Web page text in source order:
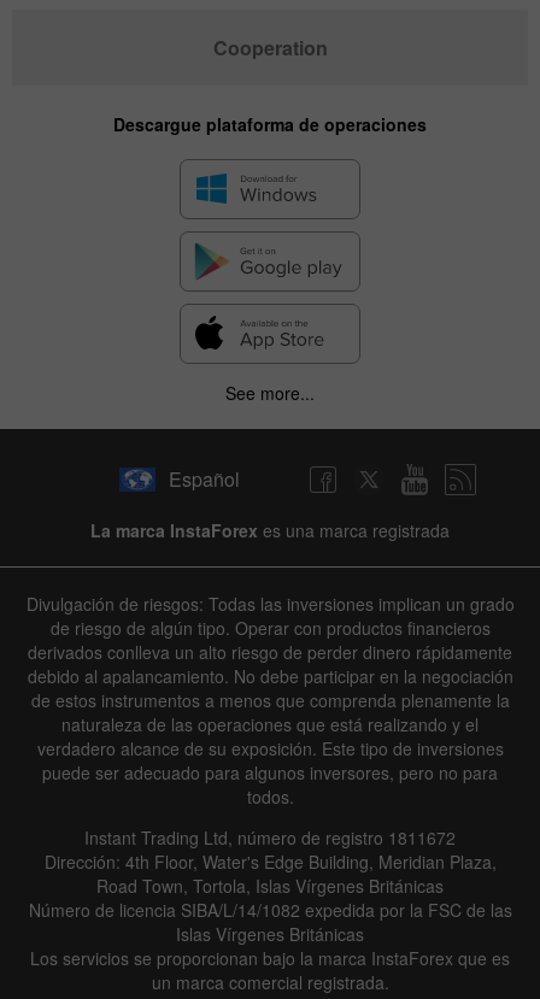
Cooperation
Descargue plataforma de operaciones
See more...
Español
La marca InstaForex es una marca registrada
Divulgación de riesgos: Todas las inversiones implican un grado
de riesgo de algún tipo. Operar con productos financieros
derivados conlleva un alto riesgo de perder dinero rápidamente
debido al apalancamiento. No debe participar en la negociación
de estos instrumentos a menos que comprenda plenamente la
naturaleza de las operaciones que está realizando y el
verdadero alcance de su exposición. Este tipo de inversiones
puede ser adecuado para algunos inversores, pero no para
todos.
Instant Trading Ltd, número de registro 1811672
Dirección: 4th Floor, Water's Edge Building, Meridian Plaza,
Road Town, Tortola, Islas Vírgenes Británicas
Número de licencia SIBA/L/14/1082 expedida por la FSC de las
Islas Vírgenes Británicas
Los servicios se proporcionan bajo la marca InstaForex que es
un marca comercial registrada.